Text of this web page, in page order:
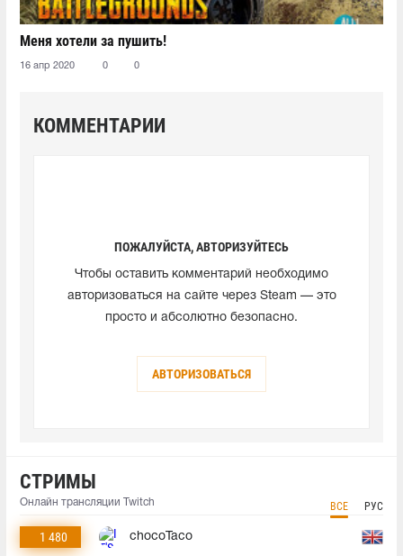
Меня хотели за пушить!
16 апр 2020 0 0
КОММЕНТАРИИ
ПОЖАЛУЙСТА, АВТОРИЗУЙТЕСЬ
Чтобы оставить комментарий необходимо
авторизоваться на сайте через Steam — это
просто и абсолютно безопасно.
АВТОРИЗОВАТЬСЯ
СТРИМЫ
Онлайн трансляции Twitch ВСЕ РУС
1 480 chocoTaco